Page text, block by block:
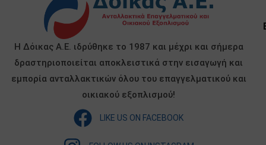
Η Δόικας Α.Ε. ιδρύθηκε το 1987 και μέχρι και σήμερα
δραστηριοποιείται αποκλειστικά στην εισαγωγή και
εμπορία ανταλλακτικών όλου του επαγγελματικού και
οικιακού εξοπλισμού!
LIKE US ON FACEBOOK